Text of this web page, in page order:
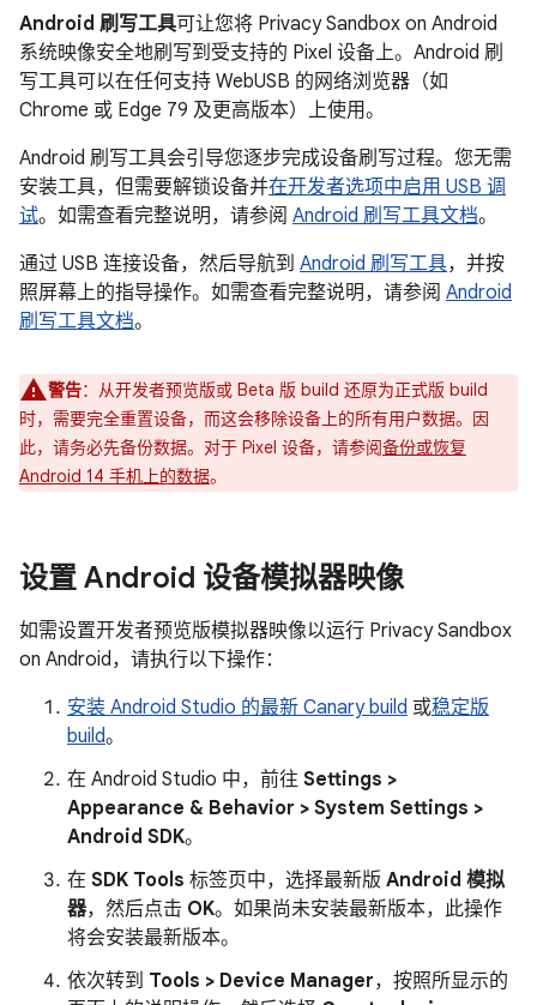
Android 刷写工具可让您将 Privacy Sandbox on Android
系统映像安全地刷写到受支持的 Pixel 设备上。Android 刷
写工具可以在任何支持 WebUSB 的网络浏览器（如
Chrome 或 Edge 79 及更高版本）上使用。
Android 刷写工具会引导您逐步完成设备刷写过程。您无需
安装工具，但需要解锁设备并在开发者选项中启用 USB 调
试。如需查看完整说明，请参阅 Android 刷写工具文档。
通过 USB 连接设备，然后导航到 Android 刷写工具，并按
照屏幕上的指导操作。如需查看完整说明，请参阅 Android
刷写工具文档。
警告： 从开发者预览版或 Beta 版 build 还原为正式版 build
时，需要完全重置设备，而这会移除设备上的所有用户数据。因
此，请务必先备份数据。对于 Pixel 设备，请参阅备份或恢复
Android 14 手机上的数据。
设置 Android 设备模拟器映像
如需设置开发者预览版模拟器映像以运行 Privacy Sandbox
on Android，请执行以下操作：
安装 Android Studio 的最新 Canary build 或稳定版
build。
在 Android Studio 中，前往 Settings >
Appearance & Behavior > System Settings >
Android SDK。
在 SDK Tools 标签页中，选择最新版 Android 模拟
器，然后点击 OK。如果尚未安装最新版本，此操作
将会安装最新版本。
依次转到 Tools > Device Manager，按照所显示的